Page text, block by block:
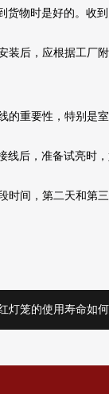
时是好的。收到
后，应根据工厂附
重要性，特别是室
后，准备试亮时，
间，第二天和第三
灯笼的使用寿命如